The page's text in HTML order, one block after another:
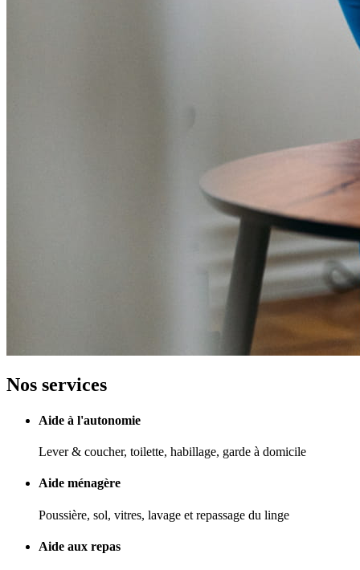
Nos services
Aide à l'autonomie
Lever & coucher, toilette, habillage, garde à domicile
Aide ménagère
Poussière, sol, vitres, lavage et repassage du linge
Aide aux repas